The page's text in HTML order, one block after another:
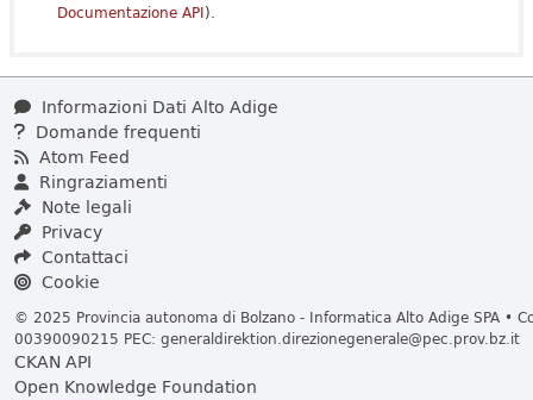
Documentazione API).
Informazioni Dati Alto Adige
Domande frequenti
Atom Feed
Ringraziamenti
Note legali
Privacy
Contattaci
Cookie
© 2025 Provincia autonoma di Bolzano - Informatica Alto Adige SPA •
00390090215 PEC: generaldirektion.direzionegenerale@pec.prov.bz.it
CKAN API
Open Knowledge Foundation